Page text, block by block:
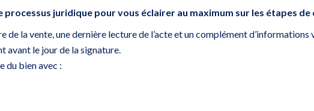
juridique pour vous éclairer au maximum sur les étapes de
la vente, une dernière lecture de l’acte et un complément d’informations
avant le jour de la signature.
du bien avec :